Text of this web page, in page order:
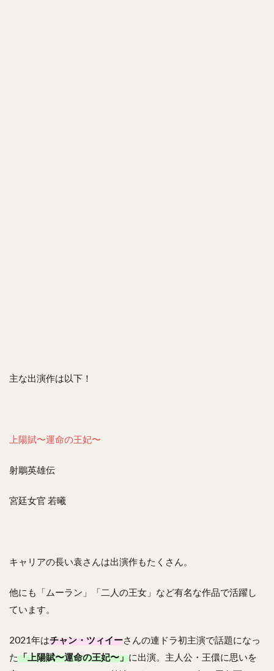
主な出演作は以下！
上陽賦〜運命の王妃〜
射鵰英雄伝
宮廷女官 若曦
キャリアの長い袁さんは出演作もたくさん。
他にも「ムーラン」「二人の王女」など有名な作品で活躍し
ています。
2021年はチャン・ツィイーさんの連ドラ初主演で話題になっ
た「上陽賦〜運命の王妃〜」に出演。主人公・王儇に思いを